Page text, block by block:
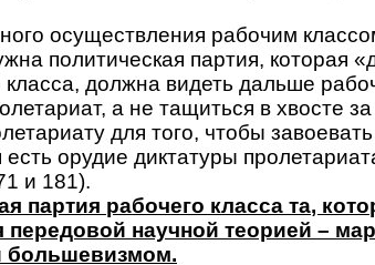
осуществления рабочим
политическая партия, которая
класса, должна видеть дальше
а не тащиться в хвосте
для того, чтобы
есть орудие диктатуры
и 181).
партия рабочего класса та,
передовой научной теорией –
большевизмом.